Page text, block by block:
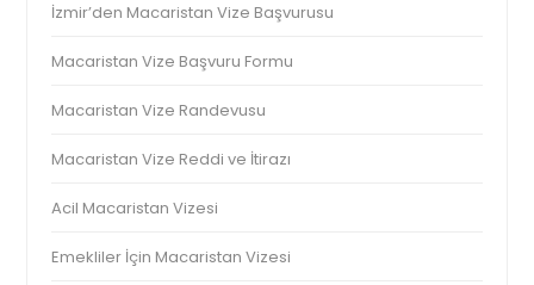
İzmir’den Macaristan Vize Başvurusu
Macaristan Vize Başvuru Formu
Macaristan Vize Randevusu
Macaristan Vize Reddi ve İtirazı
Acil Macaristan Vizesi
Emekliler İçin Macaristan Vizesi